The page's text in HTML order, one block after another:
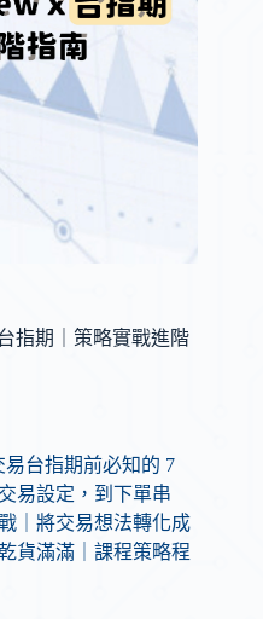
指期｜策略實戰進階
易台指期前必知的 7
易設定，到下單串
｜將交易想法轉化成
貨滿滿｜課程策略程